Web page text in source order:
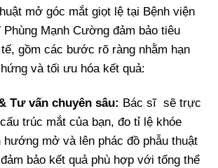
mở góc mắt giọt lệ tại Bệnh viện
Mạnh Cường đảm bảo tiêu
gồm các bước rõ ràng nhằm hạn
và tối ưu hóa kết quả:
Tư vấn chuyên sâu: Bác sĩ sẽ trực
trúc mắt của bạn, đo tỉ lệ khóe
hướng mở và lên phác đồ phẫu thuật
bảo kết quả phù hợp với tổng thể